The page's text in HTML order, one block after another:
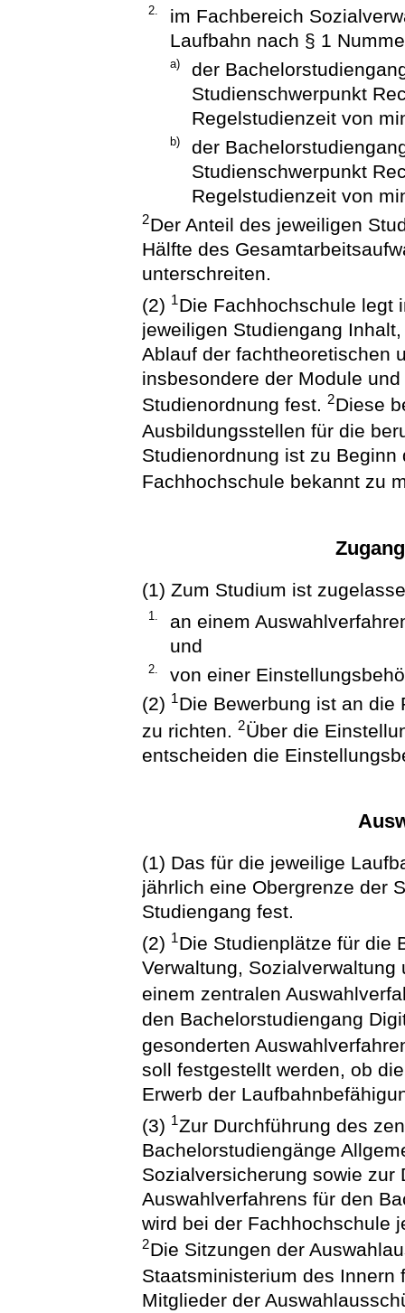
2.
im Fachbereich
Laufbahn nach § 1
a)
der
Studienschwerpunkt
Regelstudienzeit von
b)
der
Studienschwerpunkt
Regelstudienzeit von
2Der Anteil des jeweiligen
Hälfte des
unterschreiten.
(2) 1Die Fachhochschule legt
jeweiligen Studiengang
Ablauf der fachtheoretischen
insbesondere der Module
Studienordnung fest.2Diese
Ausbildungsstellen für die
Studienordnung ist zu
Fachhochschule bekannt zu
(1) Zum Studium ist
1.
an einem
und
2.
von einer
(2) 1Die Bewerbung ist an die
zu richten.2Über die
entscheiden die
(1) Das für die jeweilige
jährlich eine Obergrenze der
Studiengang fest.
(2) 1Die Studienplätze für die
Verwaltung,
einem zentralen
den Bachelorstudiengang
gesonderten
soll festgestellt werden, ob
Erwerb der
(3) 1Zur Durchführung des
Bachelorstudiengänge
Sozialversicherung sowie zur
Auswahlverfahrens für den
wird bei der Fachhochschule
2Die Sitzungen der
Staatsministerium des
Mitglieder der